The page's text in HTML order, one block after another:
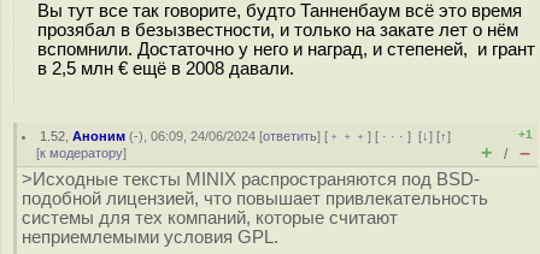
Вы тут все так говорите, будто Танненбаум всё это время
прозябал в безызвестности, и только на закате лет о нём
вспомнили. Достаточно у него и наград, и степеней, и грант
в 2,5 млн € ещё в 2008 давали.
1.52 ,Аноним (-), 06:09, 24/06/2024 [ответить] [ ﹢﹢﹢] [ · · ·][↓] [↑]
[к модератору]
+1
+ / –
>Исходные тексты MINIX распространяются под BSD-
подобной лицензией, что повышает привлекательность
системы для тех компаний, которые считают
неприемлемыми условия GPL.